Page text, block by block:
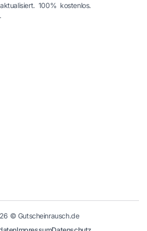
100% kostenlos.
© Gutscheinrausch.de